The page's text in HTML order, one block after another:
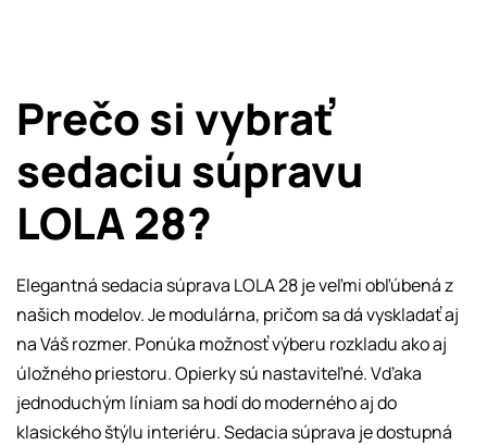
Prečo si vybrať
sedaciu súpravu
LOLA 28?
Elegantná sedacia súprava LOLA 28 je veľmi obľúbená z
našich modelov. Je modulárna, pričom sa dá vyskladať aj
na Váš rozmer. Ponúka možnosť výberu rozkladu ako aj
úložného priestoru. Opierky sú nastaviteľné. Vďaka
jednoduchým líniam sa hodí do moderného aj do
klasického štýlu interiéru. Sedacia súprava je dostupná